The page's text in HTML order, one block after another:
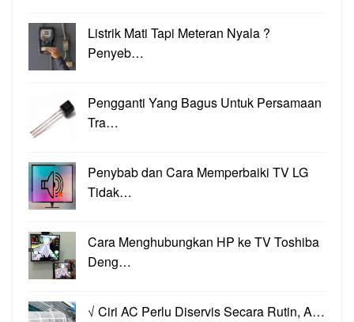
Listrik Mati Tapi Meteran Nyala ?
Penyeb…
Pengganti Yang Bagus Untuk Persamaan
Tra…
Penybab dan Cara Memperbaiki TV LG
Tidak…
Cara Menghubungkan HP ke TV Toshiba
Deng…
√ Ciri AC Perlu Diservis Secara Rutin, A…